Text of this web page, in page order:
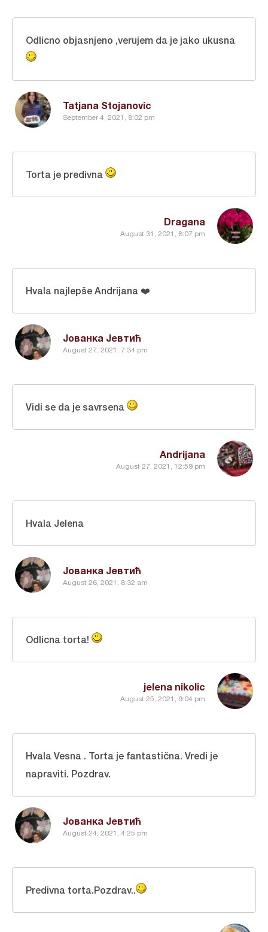
Tatjana Stojanovic
September 4, 2021, 8:02 pm
Odlicno objasnjeno ,verujem da je jako ukusna
Dragana
August 31, 2021, 8:07 pm
Torta je predivna
Јованка Јевтић
August 27, 2021, 7:34 pm
Hvala najlepše Andrijana ❤️
Andrijana
August 27, 2021, 12:59 pm
Vidi se da je savrsena
Јованка Јевтић
August 26, 2021, 8:32 am
Hvala Jelena
jelena nikolic
August 25, 2021, 9:04 pm
Odlicna torta!
Јованка Јевтић
August 24, 2021, 4:25 pm
Hvala Vesna . Torta je fantastična. Vredi je
napraviti. Pozdrav.
Predivna torta.Pozdrav..